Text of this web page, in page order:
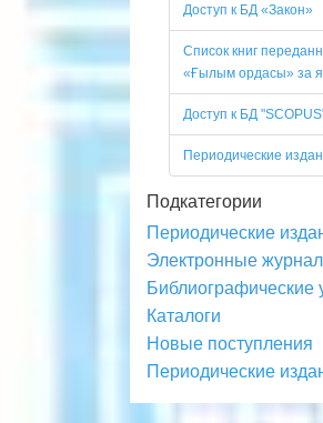
Доступ к БД «Закон»
Список книг
«Ғылым ордасы» за
Доступ к БД
Периодические
Подкатегории
Периодические
Электронные
Библиографические
Каталоги
Новые поступления
Периодические